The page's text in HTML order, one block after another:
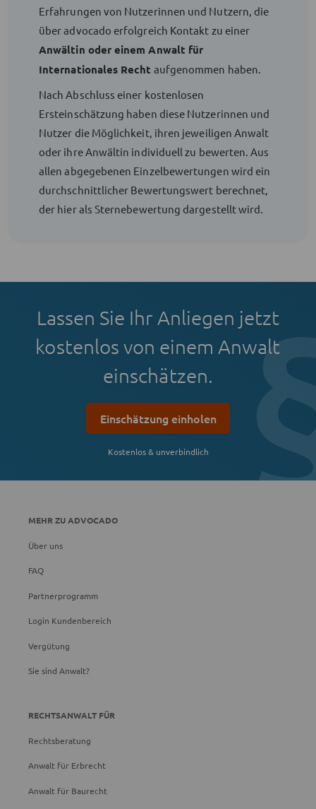
Erfahrungen von Nutzerinnen und Nutzern, die
über advocado erfolgreich Kontakt zu einer
Anwältin oder einem Anwalt für
Internationales Recht aufgenommen haben.
Nach Abschluss einer kostenlosen
Ersteinschätzung haben diese Nutzerinnen und
Nutzer die Möglichkeit, ihren jeweiligen Anwalt
oder ihre Anwältin individuell zu bewerten. Aus
allen abgegebenen Einzelbewertungen wird ein
durchschnittlicher Bewertungswert berechnet,
der hier als Sternebewertung dargestellt wird.
Lassen Sie Ihr Anliegen jetzt
kostenlos von einem Anwalt
einschätzen.
Einschätzung einholen
Kostenlos & unverbindlich
MEHR ZU ADVOCADO
Über uns
FAQ
Partnerprogramm
Login Kundenbereich
Vergütung
Sie sind Anwalt?
RECHTSANWALT FÜR
Rechtsberatung
Anwalt für Erbrecht
Anwalt für Baurecht